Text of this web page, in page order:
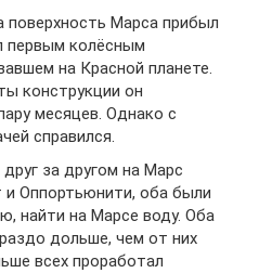
поверхность Марса прибыл
первым колёсным
на Красной планете.
конструкции он
месяцев. Однако с
справился.
за другом на Марс
Оппортьюнити, оба были
найти на Марсе воду. Оба
дольше, чем от них
всех проработал